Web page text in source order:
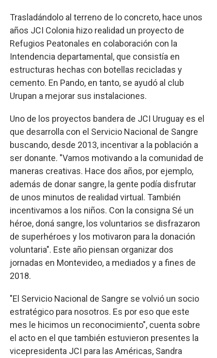
Trasladándolo al terreno de lo concreto, hace unos
años JCI Colonia hizo realidad un proyecto de
Refugios Peatonales en colaboración con la
Intendencia departamental, que consistía en
estructuras hechas con botellas recicladas y
cemento. En Pando, en tanto, se ayudó al club
Urupan a mejorar sus instalaciones.
Uno de los proyectos bandera de JCI Uruguay es el
que desarrolla con el Servicio Nacional de Sangre
buscando, desde 2013, incentivar a la población a
ser donante. "Vamos motivando a la comunidad de
maneras creativas. Hace dos años, por ejemplo,
además de donar sangre, la gente podía disfrutar
de unos minutos de realidad virtual. También
incentivamos a los niños. Con la consigna Sé un
héroe, doná sangre, los voluntarios se disfrazaron
de superhéroes y los motivaron para la donación
voluntaria". Este año piensan organizar dos
jornadas en Montevideo, a mediados y a fines de
2018.
"El Servicio Nacional de Sangre se volvió un socio
estratégico para nosotros. Es por eso que este
mes le hicimos un reconocimiento", cuenta sobre
el acto en el que también estuvieron presentes la
vicepresidenta JCI para las Américas, Sandra